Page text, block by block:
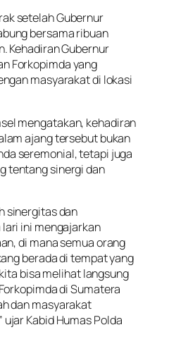
setelah Gubernur
bersama ribuan
Kehadiran Gubernur
Forkopimda yang
masyarakat di lokasi
mengatakan, kehadiran
ajang tersebut bukan
seremonial, tetapi juga
tentang sinergi dan
sinergitas dan
ini mengajarkan
di mana semua orang
berada di tempat yang
bisa melihat langsung
di Sumatera
dan masyarakat
Kabid Humas Polda